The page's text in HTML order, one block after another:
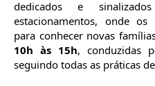
dedicados e
estacionamentos, onde
para conhecer novas
10h às 15h, conduzidas
seguindo todas as práticas